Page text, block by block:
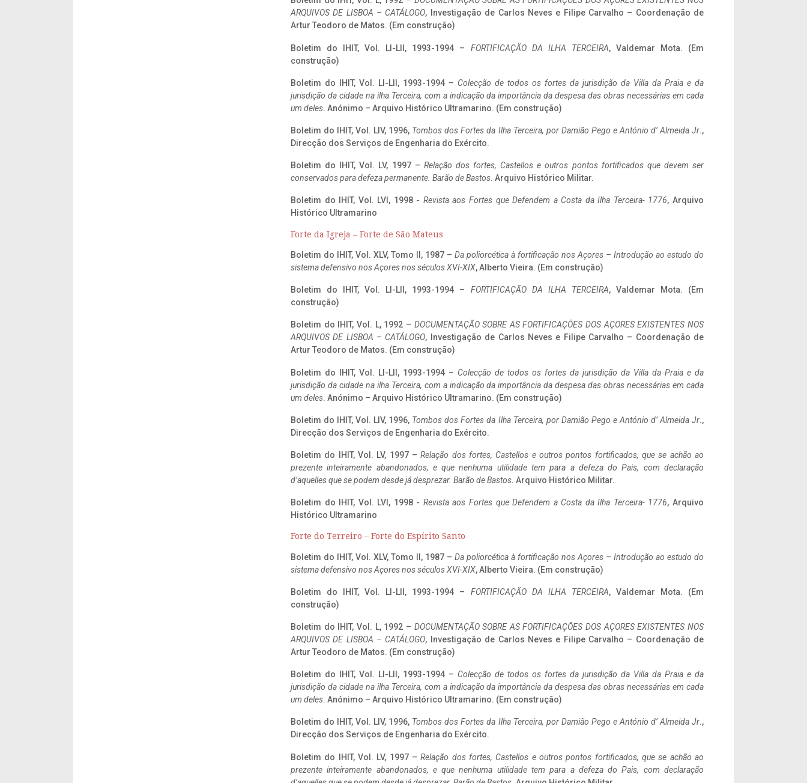
ARQUIVOS DE LISBOA – CATÁLOGO, Investigação de Carlos Neves e Filipe Carvalho – Coordenação de
Artur Teodoro de Matos. (Em construção)
Boletim do IHIT, Vol. LI-LII, 1993-1994 – FORTIFICAÇÃO DA ILHA TERCEIRA, Valdemar Mota. (Em
construção)
Boletim do IHIT, Vol. LI-LII, 1993-1994 – Colecção de todos os fortes da jurisdição da Villa da Praia e da
jurisdição da cidade na ilha Terceira, com a indicação da importância da despesa das obras necessárias em cada
um deles. Anónimo – Arquivo Histórico Ultramarino. (Em construção)
Boletim do IHIT, Vol. LIV, 1996, Tombos dos Fortes da Ilha Terceira, por Damião Pego e António d’ Almeida Jr.,
Direcção dos Serviços de Engenharia do Exército.
Boletim do IHIT, Vol. LV, 1997 – Relação dos fortes, Castellos e outros pontos fortificados que devem ser
conservados para defeza permanente. Barão de Bastos. Arquivo Histórico Militar.
Boletim do IHIT, Vol. LVI, 1998 - Revista aos Fortes que Defendem a Costa da Ilha Terceira- 1776, Arquivo
Histórico Ultramarino
Forte da Igreja – Forte de São Mateus
Boletim do IHIT, Vol. XLV, Tomo II, 1987 – Da poliorcética à fortificação nos Açores – Introdução ao estudo do
sistema defensivo nos Açores nos séculos XVI-XIX, Alberto Vieira. (Em construção)
Boletim do IHIT, Vol. LI-LII, 1993-1994 – FORTIFICAÇÃO DA ILHA TERCEIRA, Valdemar Mota. (Em
construção)
Boletim do IHIT, Vol. L, 1992 – DOCUMENTAÇÃO SOBRE AS FORTIFICAÇÕES DOS AÇORES EXISTENTES NOS
ARQUIVOS DE LISBOA – CATÁLOGO, Investigação de Carlos Neves e Filipe Carvalho – Coordenação de
Artur Teodoro de Matos. (Em construção)
Boletim do IHIT, Vol. LI-LII, 1993-1994 – Colecção de todos os fortes da jurisdição da Villa da Praia e da
jurisdição da cidade na ilha Terceira, com a indicação da importância da despesa das obras necessárias em cada
um deles. Anónimo – Arquivo Histórico Ultramarino. (Em construção)
Boletim do IHIT, Vol. LIV, 1996, Tombos dos Fortes da Ilha Terceira, por Damião Pego e António d’ Almeida Jr.,
Direcção dos Serviços de Engenharia do Exército.
Boletim do IHIT, Vol. LV, 1997 –Relação dos fortes, Castellos e outros pontos fortificados, que se achão ao
prezente inteiramente abandonados, e que nenhuma utilidade tem para a defeza do Pais, com declaração
d’aquelles que se podem desde já desprezar. Barão de Bastos. Arquivo Histórico Militar.
Boletim do IHIT, Vol. LVI, 1998 - Revista aos Fortes que Defendem a Costa da Ilha Terceira- 1776, Arquivo
Histórico Ultramarino
Forte do Terreiro – Forte do Espírito Santo
Boletim do IHIT, Vol. XLV, Tomo II, 1987 – Da poliorcética à fortificação nos Açores – Introdução ao estudo do
sistema defensivo nos Açores nos séculos XVI-XIX, Alberto Vieira. (Em construção)
Boletim do IHIT, Vol. LI-LII, 1993-1994 – FORTIFICAÇÃO DA ILHA TERCEIRA, Valdemar Mota. (Em
construção)
Boletim do IHIT, Vol. L, 1992 – DOCUMENTAÇÃO SOBRE AS FORTIFICAÇÕES DOS AÇORES EXISTENTES NOS
ARQUIVOS DE LISBOA – CATÁLOGO, Investigação de Carlos Neves e Filipe Carvalho – Coordenação de
Artur Teodoro de Matos. (Em construção)
Boletim do IHIT, Vol. LI-LII, 1993-1994 – Colecção de todos os fortes da jurisdição da Villa da Praia e da
jurisdição da cidade na ilha Terceira, com a indicação da importância da despesa das obras necessárias em cada
um deles. Anónimo – Arquivo Histórico Ultramarino. (Em construção)
Boletim do IHIT, Vol. LIV, 1996, Tombos dos Fortes da Ilha Terceira, por Damião Pego e António d’ Almeida Jr.,
Direcção dos Serviços de Engenharia do Exército.
Boletim do IHIT, Vol. LV, 1997 –Relação dos fortes, Castellos e outros pontos fortificados, que se achão ao
prezente inteiramente abandonados, e que nenhuma utilidade tem para a defeza do Pais, com declaração